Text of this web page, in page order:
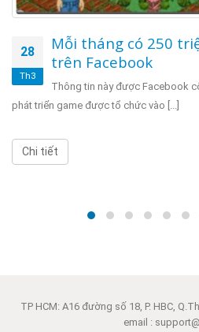
28
Th3
Mỗi tháng có 250
trên Facebook
Thông tin này được Facebook
phát triển game được tổ chức vào [...]
Chi tiết
TP HCM: A16 đường số 18, P. HBC,
email :